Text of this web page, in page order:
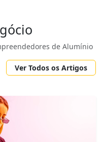
de Alumínio
Ver Todos os Artigos